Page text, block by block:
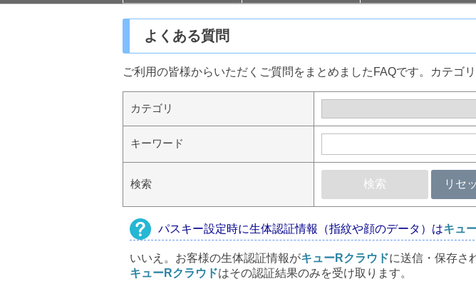
よくある質問
ご利用の皆様からいただくご質問をまとめましたFAQです。カテゴ
カテゴリ
キーワード
検索 検索 リセ
パスキー設定時に生体認証情報（指紋や顔のデータ）はキュ
いいえ。お客様の生体認証情報がキューRクラウドに送信・保存さ
キューRクラウドはその認証結果のみを受け取ります。